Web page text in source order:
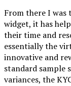
From there I was
widget, it has
their time and
essentially the
innovative and
standard sample
variances, the